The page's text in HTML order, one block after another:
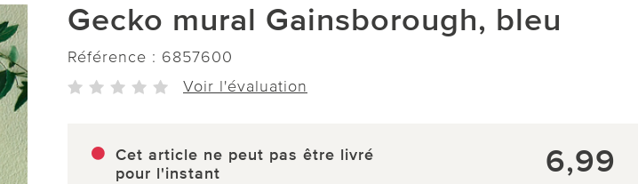
Gecko mural Gainsborough, bleu
Référence : 6857600
Voir l'évaluation
Cet article ne peut pas être livré
pour l'instant
6,99